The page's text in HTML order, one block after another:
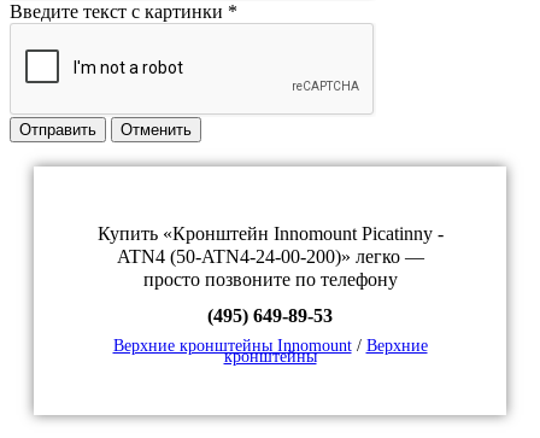
Введите текст с картинки *
Отправить Отменить
Купить «Кронштейн Innomount Picatinny -
ATN4 (50-ATN4-24-00-200)» легко —
просто позвоните по телефону
(495) 649-89-53
Верхние кронштейны Innomount/ Верхние
кронштейны